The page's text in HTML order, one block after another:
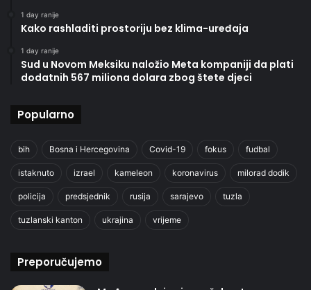
1 day ranije
Kako rashladiti prostoriju bez klima-uređaja
1 day ranije
Sud u Novom Meksiku naložio Meta kompaniji da plati
dodatnih 567 miliona dolara zbog štete djeci
Popularno
bih Bosna i Hercegovina Covid-19 fokus fudbal
istaknuto izrael kameleon koronavirus milorad dodik
policija predsjednik rusija sarajevo tuzla
tuzlanski kanton ukrajina vrijeme
Preporučujemo